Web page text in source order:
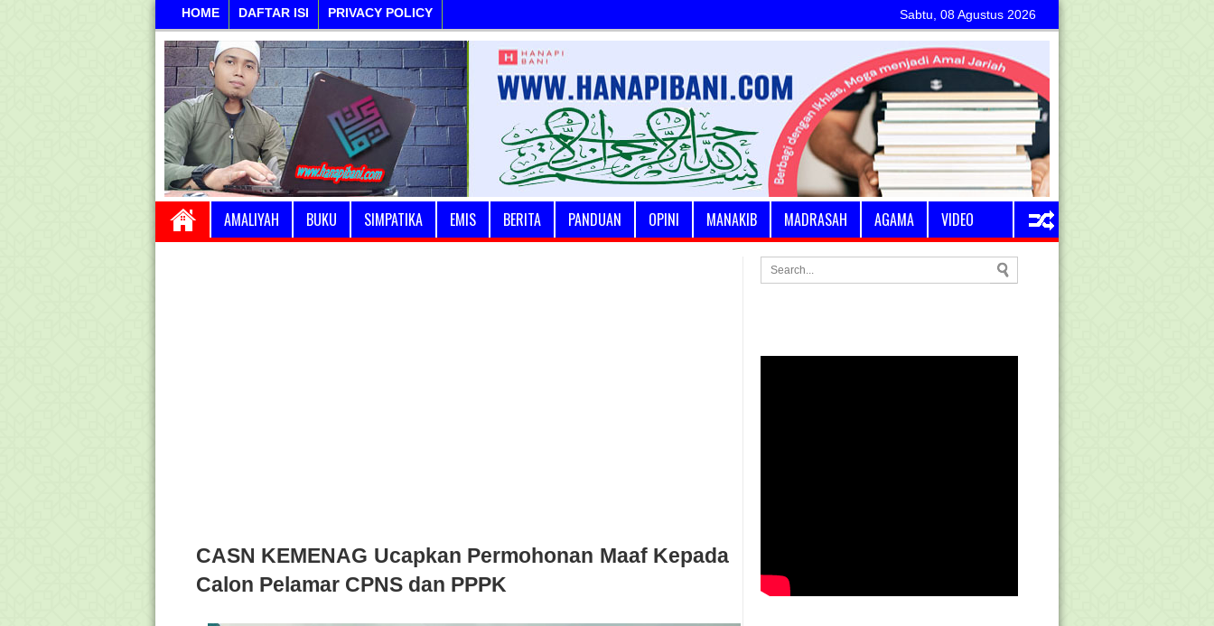
HOME DAFTAR ISI PRIVACY POLICY Sabtu, 08 Agustus 2026
AMALIYAH BUKU SIMPATIKA EMIS BERITA PANDUAN OPINI MANAKIB MADRASAH AGAMA VIDEO
CASN KEMENAG Ucapkan Permohonan Maaf Kepada
Calon Pelamar CPNS dan PPPK